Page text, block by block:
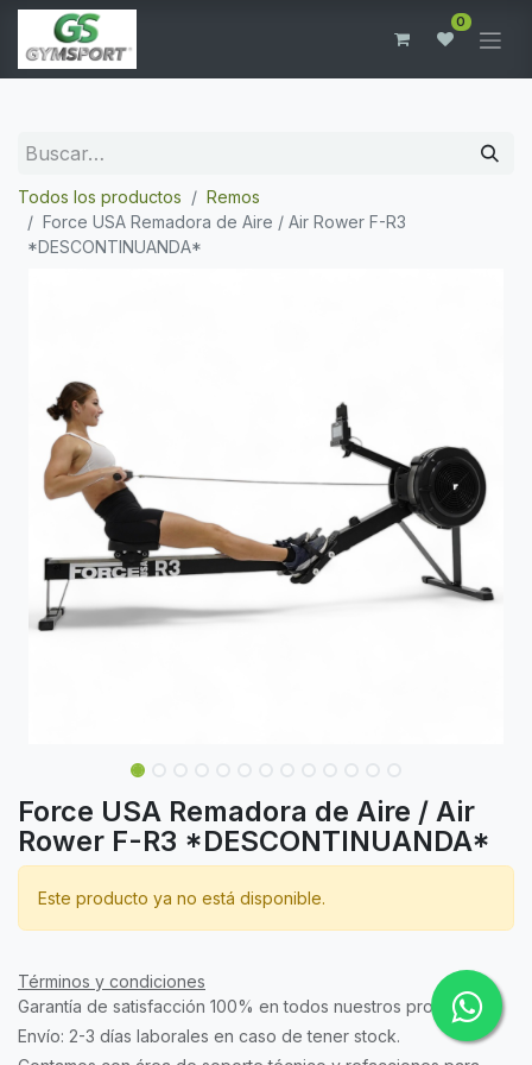
0
Todos los productos
Remos
Force USA Remadora de Aire / Air Rower F-R3
*DESCONTINUANDA*
Force USA Remadora de Aire / Air
Rower F-R3 *DESCONTINUANDA*
Este producto ya no está disponible.
Términos y condiciones
Garantía de satisfacción 100% en todos nuestros productos.
Envío: 2-3 días laborales en caso de tener stock.